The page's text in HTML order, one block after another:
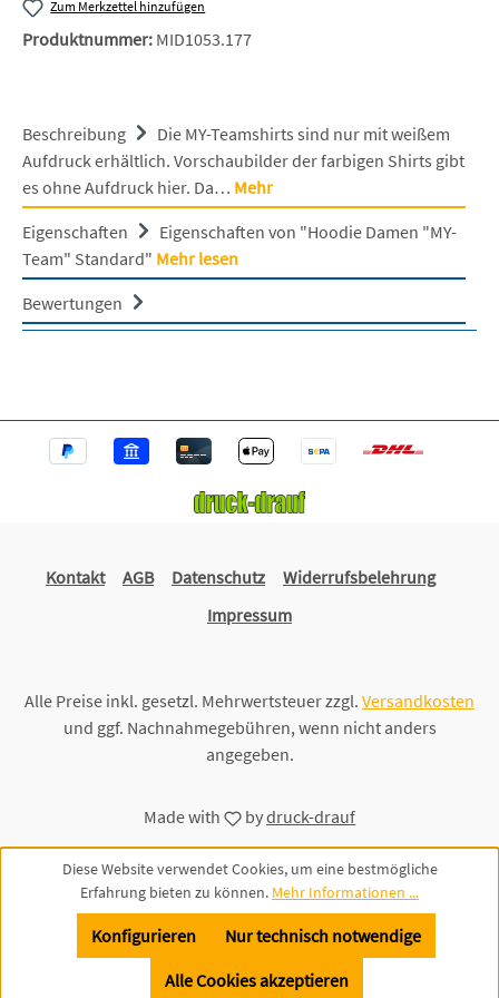
Zum Merkzettel hinzufügen
Produktnummer: MID1053.177
Beschreibung
Die MY-Teamshirts sind nur mit weißem
Aufdruck erhältlich. Vorschaubilder der farbigen Shirts gibt
es ohne Aufdruck hier. Da… Mehr
Eigenschaften
Eigenschaften von "Hoodie Damen "MY-
Team" Standard" Mehr lesen
Bewertungen
Kontakt AGB Datenschutz
Widerrufsbelehrung
Impressum
Alle Preise inkl. gesetzl. Mehrwertsteuer zzgl. Versandkosten
und ggf. Nachnahmegebühren, wenn nicht anders
angegeben.
Made with bydruck-drauf
Diese Website verwendet Cookies, um eine bestmögliche
Erfahrung bieten zu können. Mehr Informationen ...
Nur technisch notwendige
Konfigurieren
Alle Cookies akzeptieren